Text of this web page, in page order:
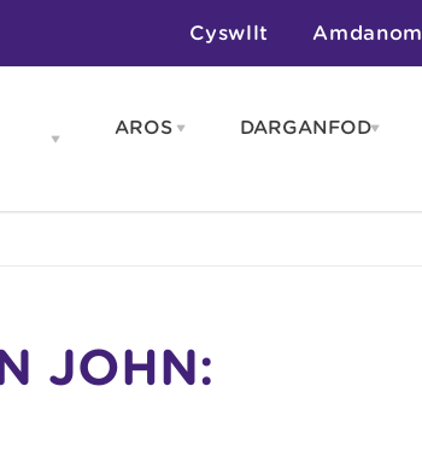
Cyswllt Amdanom
Open
YFED
AROS Open
DARGANFODOpen
JOHN: